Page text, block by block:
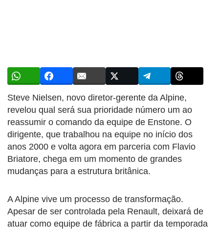
Steve Nielsen, novo diretor-gerente da Alpine,
revelou qual será sua prioridade número um ao
reassumir o comando da equipe de Enstone. O
dirigente, que trabalhou na equipe no início dos
anos 2000 e volta agora em parceria com Flavio
Briatore, chega em um momento de grandes
mudanças para a estrutura britânica.
A Alpine vive um processo de transformação.
Apesar de ser controlada pela Renault, deixará de
atuar como equipe de fábrica a partir da temporada